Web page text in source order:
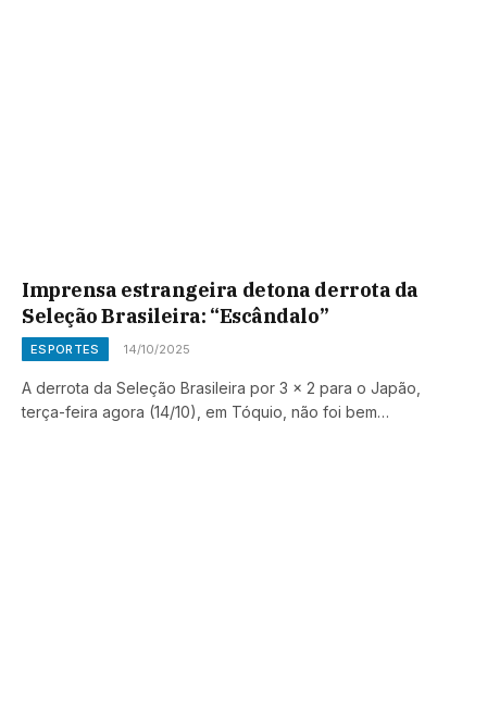
Imprensa estrangeira detona derrota da
Seleção Brasileira: “Escândalo”
ESPORTES 14/10/2025
A derrota da Seleção Brasileira por 3 x 2 para o Japão,
terça-feira agora (14/10), em Tóquio, não foi bem…